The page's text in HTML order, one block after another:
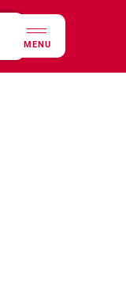
MENU